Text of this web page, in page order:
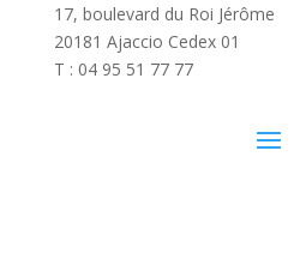
17, boulevard du Roi Jérôme
20181 Ajaccio Cedex 01
T : 04 95 51 77 77